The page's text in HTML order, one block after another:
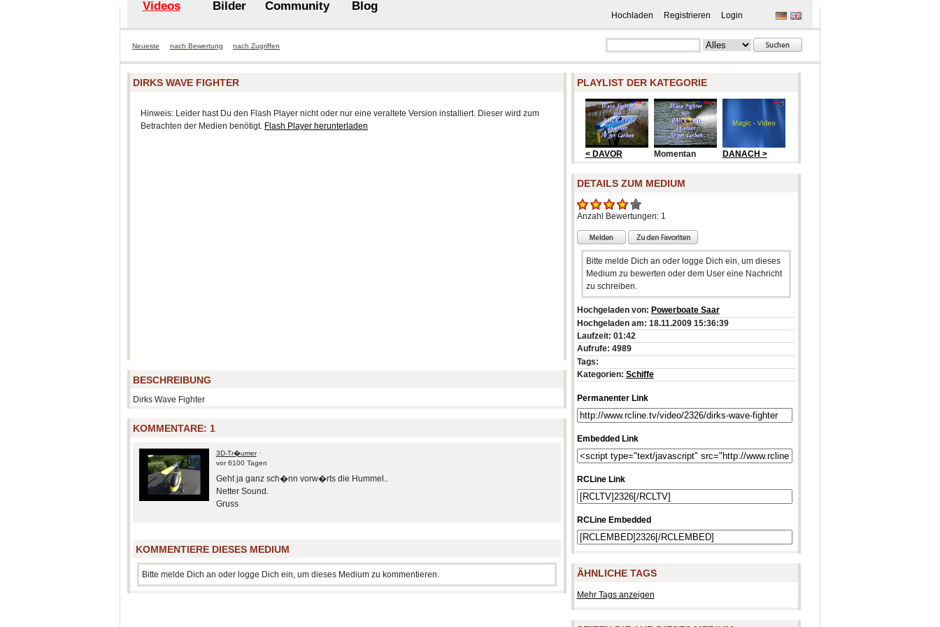
Hochladen Registrieren Login
Videos Bilder Community Blog
Neueste nach Bewertung nach Zugriffen
DIRKS WAVE FIGHTER
Hinweis: Leider hast Du den Flash Player nicht oder nur eine veraltete Version installiert. Dieser wird zum
Betrachten der Medien benötigt. Flash Player herunterladen
BESCHREIBUNG
Dirks Wave Fighter
KOMMENTARE: 1
3D-Tr�umer·
vor 6100 Tagen
Geht ja ganz sch�nn vorw�rts die Hummel..
Netter Sound.
Gruss
KOMMENTIERE DIESES MEDIUM
Bitte melde Dich an oder logge Dich ein, um dieses Medium zu kommentieren.
PLAYLIST DER KATEGORIE
< DAVOR Momentan DANACH >
DETAILS ZUM MEDIUM
Anzahl Bewertungen: 1
Bitte melde Dich an oder logge Dich ein, um dieses
Medium zu bewerten oder dem User eine Nachricht
zu schreiben.
Hochgeladen von: Powerboate Saar
Hochgeladen am: 18.11.2009 15:36:39
Laufzeit: 01:42
Aufrufe: 4989
Tags:
Kategorien: Schiffe
Permanenter Link
Embedded Link
RCLine Link
RCLine Embedded
ÄHNLICHE TAGS
Mehr Tags anzeigen